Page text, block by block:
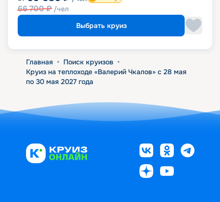
66 700₽ /чел
Выбрать круиз
Главная • Поиск круизов •
Круиз на теплоходе «Валерий Чкалов» с 28 мая
по 30 мая 2027 года